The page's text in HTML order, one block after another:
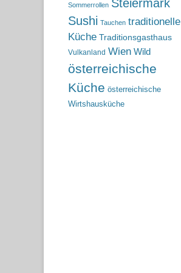
Sommerrollen Steiermark
Sushi Tauchen traditionelle
Küche Traditionsgasthaus
Vulkanland Wien Wild
österreichische
Küche österreichische
Wirtshausküche